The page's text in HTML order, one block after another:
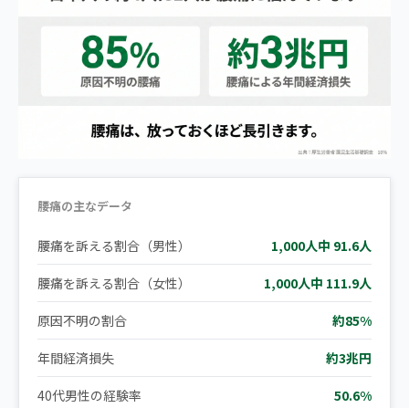
腰痛の主なデータ
腰痛を訴える割合（男性） 1,000人中 91.6人
腰痛を訴える割合（女性） 1,000人中 111.9人
原因不明の割合 約85%
年間経済損失 約3兆円
40代男性の経験率 50.6%